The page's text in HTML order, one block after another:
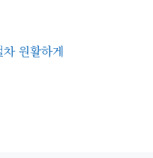
원활하게